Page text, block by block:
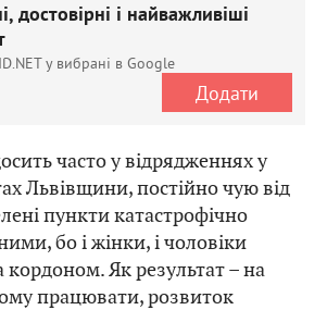
достовірні і найважливіші
у вибрані в Google
Додати
часто у відрядженнях у
Львівщини, постійно чую від
пункти катастрофічно
бо і жінки, і чоловіки
кордоном. Як результат – на
працювати, розвиток